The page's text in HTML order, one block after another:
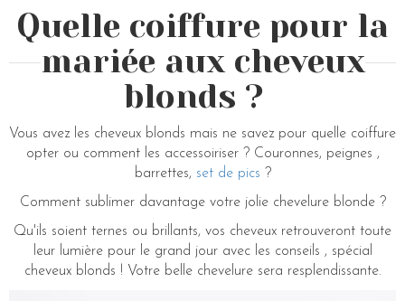
Quelle coiffure pour la
mariée aux cheveux
blonds ?
Vous avez les cheveux blonds mais ne savez pour quelle coiffure
opter ou comment les accessoiriser ? Couronnes, peignes ,
barrettes, set de pics ?
Comment sublimer davantage votre jolie chevelure blonde ?
Qu'ils soient ternes ou brillants, vos cheveux retrouveront toute
leur lumière pour le grand jour avec les conseils , spécial
cheveux blonds ! Votre belle chevelure sera resplendissante.